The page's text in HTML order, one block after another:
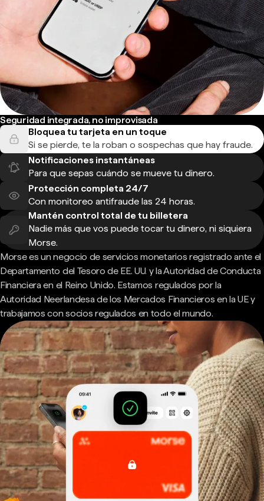
Seguridad integrada, no improvisada
Bloquea tu tarjeta en un toque
Si se pierde, te la roban o sospechas que hay fraude.
Notificaciones instantáneas
Para que sepas cuándo se mueve tu dinero.
Protección completa 24/7
Con monitoreo antifraude las 24 horas.
Mantén control total de tu billetera
Nadie más que vos puede tocar tu dinero, ni siquiera
Morse.
Morse es un negocio de servicios monetarios registrado ante el
Departamento del Tesoro de EE. UU. y la Autoridad de Conducta
Financiera en el Reino Unido. Estamos regulados por la
Autoridad Neerlandesa de los Mercados Financieros en la UE y
trabajamos con socios regulados en todo el mundo.